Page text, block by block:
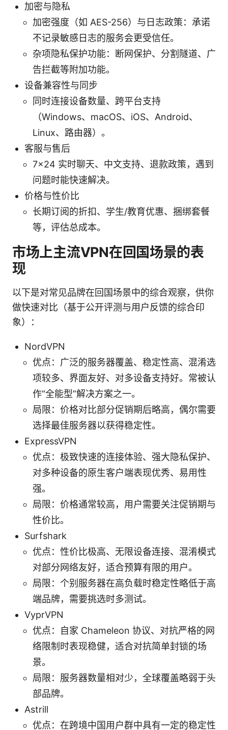
加密与隐私
加密强度（如 AES-256）与日志政策：承诺
不记录敏感日志的服务会更受信任。
杂项隐私保护功能：断网保护、分割隧道、广
告拦截等附加功能。
设备兼容性与同步
同时连接设备数量、跨平台支持
（Windows、macOS、iOS、Android、
Linux、路由器）。
客服与售后
7x24 实时聊天、中文支持、退款政策，遇到
问题时能快速解决。
价格与性价比
长期订阅的折扣、学生/教育优惠、捆绑套餐
等，评估总成本。
市场上主流VPN在回国场景的表
现
以下是对常见品牌在回国场景中的综合观察，供你
做快速对比（基于公开评测与用户反馈的综合印
象）：
NordVPN
优点：广泛的服务器覆盖、稳定性高、混淆选
项较多、界面友好、对多设备支持好。常被认
作“全能型”解决方案之一。
局限：价格对比部分促销期后略高，偶尔需要
选择最佳服务器以获得稳定性。
ExpressVPN
优点：极致快速的连接体验、强大隐私保护、
对多种设备的原生客户端表现优秀、易用性
强。
局限：价格通常较高，用户需要关注促销期与
性价比。
Surfshark
优点：性价比极高、无限设备连接、混淆模式
对部分网络友好，适合预算有限的用户。
局限：个别服务器在高负载时稳定性略低于高
端品牌，需要挑选时多测试。
VyprVPN
优点：自家 Chameleon 协议、对抗严格的网
络限制时表现稳健，适合对抗简单封锁的场
景。
局限：服务器数量相对少，全球覆盖略弱于头
部品牌。
Astrill
优点：在跨境中国用户群中具有一定的稳定性